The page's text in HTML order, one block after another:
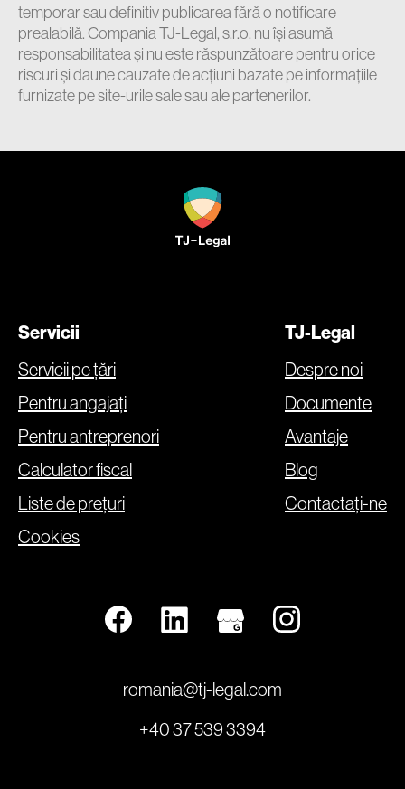
temporar sau definitiv publicarea fără o notificare
prealabilă. Compania TJ-Legal, s.r.o. nu își asumă
responsabilitatea și nu este răspunzătoare pentru orice
riscuri și daune cauzate de acțiuni bazate pe informațiile
furnizate pe site-urile sale sau ale partenerilor.
Servicii
Servicii pe țări
Pentru angajați
Pentru antreprenori
Calculator fiscal
Liste de prețuri
Cookies
TJ-Legal
Despre noi
Documente
Avantaje
Blog
Contactați-ne
romania@tj-legal.com
+40 37 539 3394